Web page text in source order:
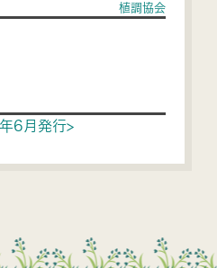
植調協会
6月発行>